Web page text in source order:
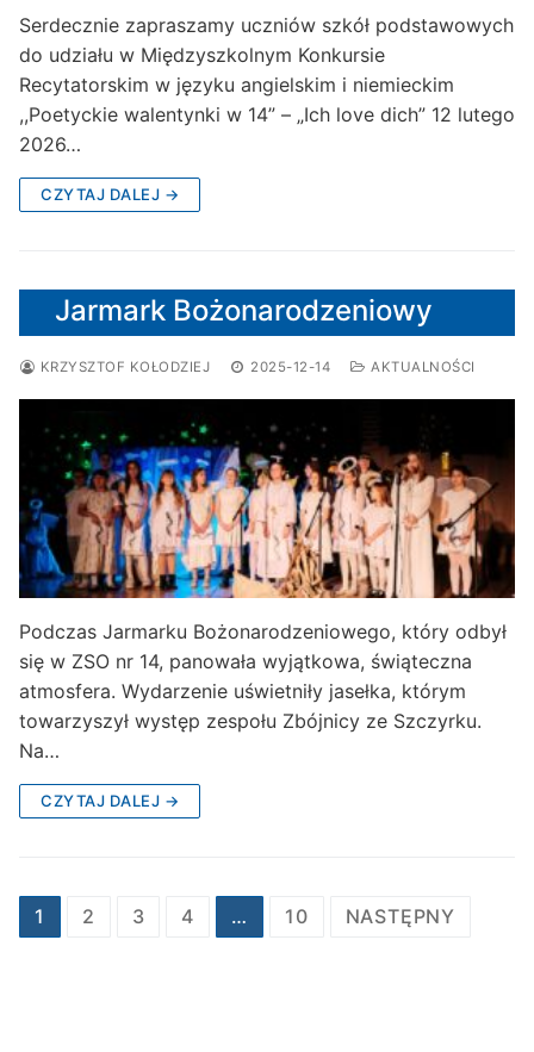
Serdecznie zapraszamy uczniów szkół podstawowych
do udziału w Międzyszkolnym Konkursie
Recytatorskim w języku angielskim i niemieckim
,,Poetyckie walentynki w 14” – „Ich love dich” 12 lutego
2026…
CZYTAJ DALEJ →
Jarmark Bożonarodzeniowy
KRZYSZTOF KOŁODZIEJ 2025-12-14 AKTUALNOŚCI
Podczas Jarmarku Bożonarodzeniowego, który odbył
się w ZSO nr 14, panowała wyjątkowa, świąteczna
atmosfera. Wydarzenie uświetniły jasełka, którym
towarzyszył występ zespołu Zbójnicy ze Szczyrku.
Na…
CZYTAJ DALEJ →
Stronicowanie
1 2 3 4 … 10 NASTĘPNY